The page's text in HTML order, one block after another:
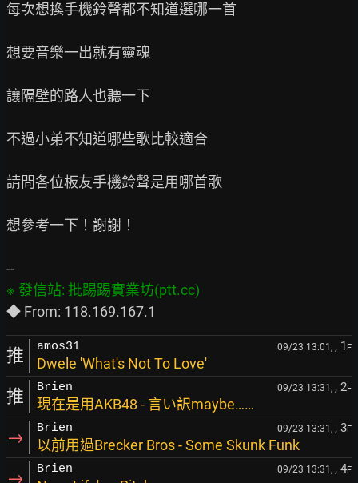
每次想換手機鈴聲都不知道選哪一首
想要音樂一出就有靈魂
讓隔壁的路人也聽一下
不過小弟不知道哪些歌比較適合
請問各位板友手機鈴聲是用哪首歌
想參考一下！謝謝！
推 amos31 09/23 13:01, , 1 F
Dwele 'What's Not To Love'
推 Brien 09/23 13:31, , 2F
現在是用AKB48 - 言い訳maybe……
→ Brien 09/23 13:31, , 3F
以前用過Brecker Bros - Some Skunk Funk
→ Brien 09/23 13:31, , 4F